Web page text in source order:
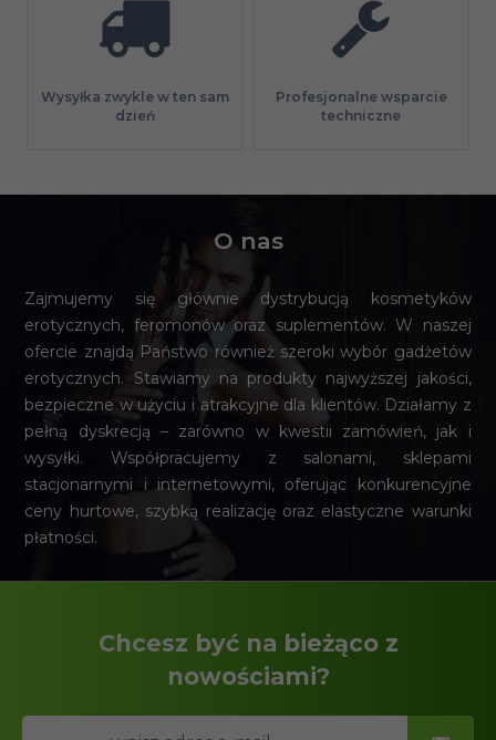
Wysyłka zwykle w ten sam
dzień
Profesjonalne wsparcie
techniczne
O nas
Zajmujemy się głównie dystrybucją kosmetyków
erotycznych, feromonów oraz suplementów. W naszej
ofercie znajdą Państwo również szeroki wybór gadżetów
erotycznych. Stawiamy na produkty najwyższej jakości,
bezpieczne w użyciu i atrakcyjne dla klientów. Działamy z
pełną dyskrecją – zarówno w kwestii zamówień, jak i
wysyłki. Współpracujemy z salonami, sklepami
stacjonarnymi i internetowymi, oferując konkurencyjne
ceny hurtowe, szybką realizację oraz elastyczne warunki
płatności.
Chcesz być na bieżąco z
nowościami?